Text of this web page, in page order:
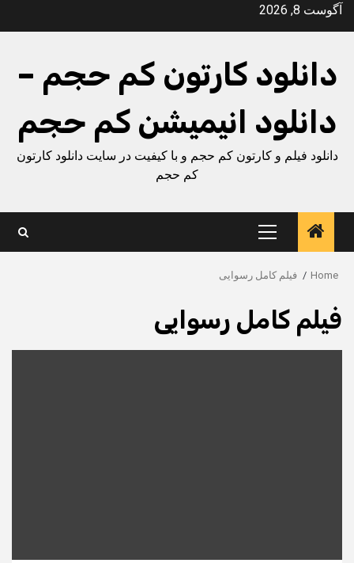
Skipآگوست 8, 2026
دانلود کارتون کم حجم –
دانلود انیمیشن کم حجم
دانلود فیلم و کارتون کم حجم و با کیفیت در سایت دانلود کارتون
کم حجم
Primary
Menu
Home فیلم کامل رسوایی
فیلم کامل رسوایی